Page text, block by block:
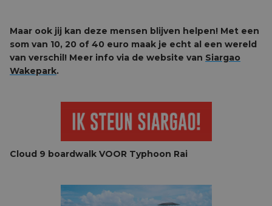
Maar ook jij kan deze mensen blijven helpen! Met een
som van 10, 20 of 40 euro maak je echt al een wereld
van verschil! Meer info via de website van Siargao
Wakepark.
Cloud 9 boardwalk VOOR Typhoon Rai